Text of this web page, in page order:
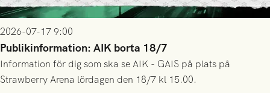
2026-07-17 9:00
Publikinformation: AIK borta 18/7
Information för dig som ska se AIK - GAIS på plats på
Strawberry Arena lördagen den 18/7 kl 15.00.